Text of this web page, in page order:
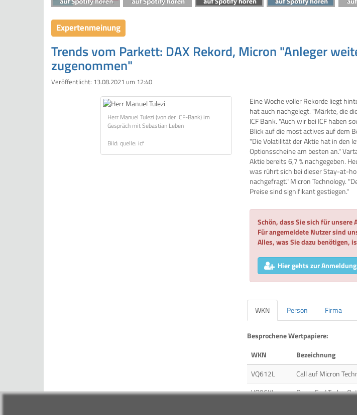
Expertenmeinung
Trends vom Parkett: DAX Rekord, Micron "Anleger
zugenommen"
Veröffentlicht: 13.08.2021 um 12:40
Herr Manuel Tulezi (von der ICF-Bank) im
Gespräch mit Sebastian Leben
Bild: quelle: icf
Eine Woche voller Rekorde liegt
hat auch nachgelegt. "Märkte, die
ICF Bank. "Auch wir bei ICF haben
Blick auf die most actives auf dem
"Die Volatilität der Aktie hat in den
Optionsscheine am besten an."
Aktie bereits 6,7 % nachgegeben.
was rührt sich bei dieser Stay-at-
nachgefragt." Micron Technology.
Preise sind signifikant gestiegen."
Schön, dass Sie sich für
Für angemeldete Nutzer sind
Alles, was Sie dazu benötigen,
Hier gehts zur
WKN Person Firma
Besprochene Wertpapiere:
WKN
Bezeichnung
VQ612L
Call auf Micron
VQ96KL
Open-End Turbo-